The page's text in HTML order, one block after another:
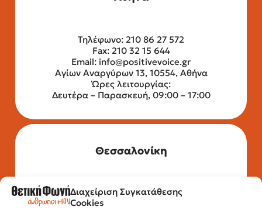
Διαχείριση Συγκατάθεσης
Cookies
Τηλέφωνο: 210 86 27 572
Fax: 210 32 15 644
Email: info@positivevoice.gr
Αγίων Αναργύρων 13, 10554, Αθήνα
Ώρες λειτουργίας:
Δευτέρα – Παρασκευή, 09:00 – 17:00
Θεσσαλονίκη
Τηλέφωνο: 2315 525 020
Fax: 210 32 15 644